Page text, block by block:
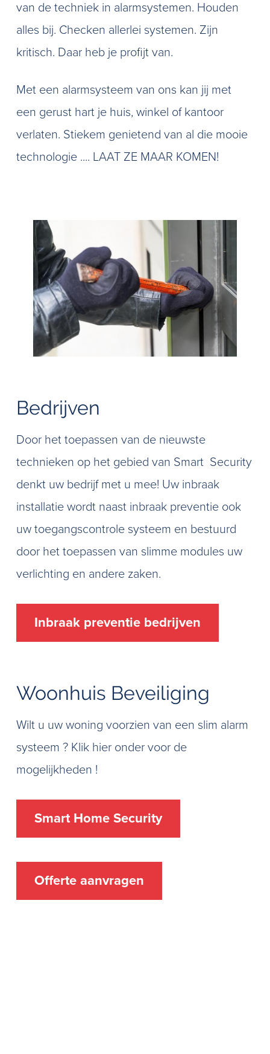
van de techniek in alarmsystemen. Houden
alles bij. Checken allerlei systemen. Zijn
kritisch. Daar heb je profijt van.
Met een alarmsysteem van ons kan jij met
een gerust hart je huis, winkel of kantoor
verlaten. Stiekem genietend van al die mooie
technologie .... LAAT ZE MAAR KOMEN!
Bedrijven
Door het toepassen van de nieuwste
technieken op het gebied van Smart Security
denkt uw bedrijf met u mee! Uw inbraak
installatie wordt naast inbraak preventie ook
uw toegangscontrole systeem en bestuurd
door het toepassen van slimme modules uw
verlichting en andere zaken.
Inbraak preventie bedrijven
Woonhuis Beveiliging
Wilt u uw woning voorzien van een slim alarm
systeem ? Klik hier onder voor de
mogelijkheden !
Smart Home Security
Offerte aanvragen